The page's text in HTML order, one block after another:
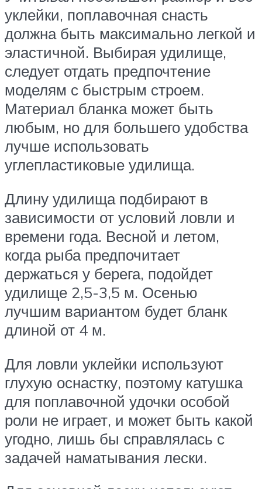
уклейки, поплавочная снасть
должна быть максимально легкой и
эластичной. Выбирая удилище,
следует отдать предпочтение
моделям с быстрым строем.
Материал бланка может быть
любым, но для большего удобства
лучше использовать
углепластиковые удилища.
Длину удилища подбирают в
зависимости от условий ловли и
времени года. Весной и летом,
когда рыба предпочитает
держаться у берега, подойдет
удилище 2,5-3,5 м. Осенью
лучшим вариантом будет бланк
длиной от 4 м.
Для ловли уклейки используют
глухую оснастку, поэтому катушка
для поплавочной удочки особой
роли не играет, и может быть какой
угодно, лишь бы справлялась с
задачей наматывания лески.